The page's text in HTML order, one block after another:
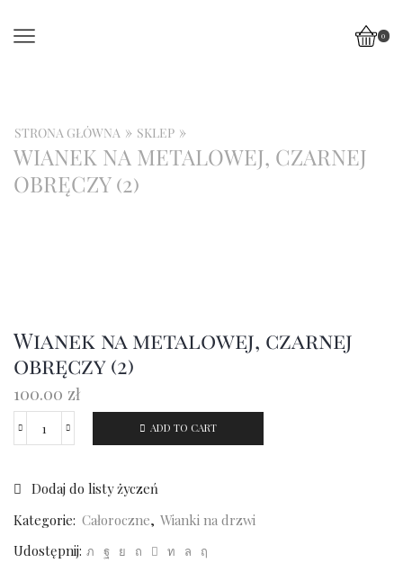
0
STRONA GŁÓWNA » SKLEP »
WIANEK NA METALOWEJ, CZARNEJ
OBRĘCZY (2)
Wianek na metalowej, czarnej
obręczy (2)
100.00 zł
Wianek
metalowej,
czarnej
obręczy
(2)
ADD TO CART
Dodaj do listy życzeń
Kategorie: Całoroczne, Wianki na drzwi
Udostępnij: